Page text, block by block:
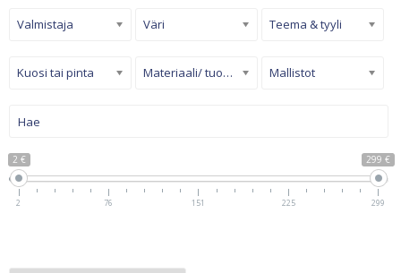
2 € 299 €
2 76 151 225 299
Valmistaja Väri Teema & tyyli
Kuosi tai pinta Materiaali/ tuotetyyppi Mallistot